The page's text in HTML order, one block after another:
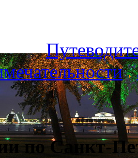
по Санкт-